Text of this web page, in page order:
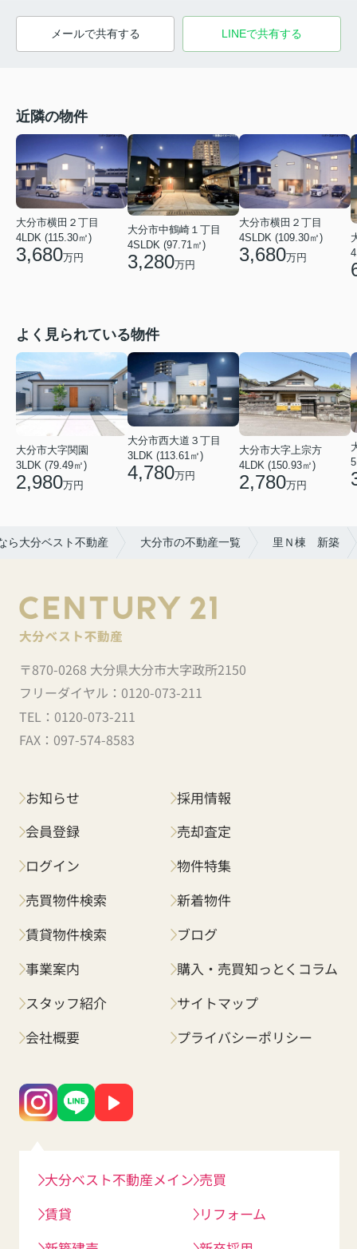
メールで共有する LINEで共有する
近隣の物件
大分市横田２丁目
4LDK (115.30㎡)
3,680万円
大分市中鶴崎１丁目
4SLDK (97.71㎡)
3,280万円
大分市横田２丁目
4SLDK (109.30㎡)
3,680万円
よく見られている物件
大分市大字関園
3LDK (79.49㎡)
2,980万円
大分市西大道３丁目
3LDK (113.61㎡)
4,780万円
大分市大字上宗方
4LDK (150.93㎡)
2,780万円
ら大分ベスト不動産 大分市の不動産一覧 里Ｎ棟 新築
〒870-0268 大分県大分市大字政所2150
フリーダイヤル： 0120-073-211
TEL： 0120-073-211
FAX： 097-574-8583
お知らせ
会員登録
ログイン
売買物件検索
賃貸物件検索
事業案内
スタッフ紹介
会社概要
採用情報
売却査定
物件特集
新着物件
ブログ
購入・売買知っとくコラム
サイトマップ
プライバシーポリシー
大分ベスト不動産メイン
賃貸
売買
リフォーム